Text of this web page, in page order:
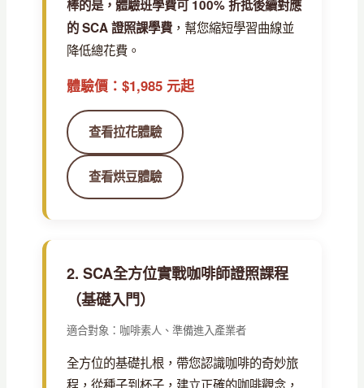
棒的是，體驗班學費可 100% 折抵後續對應
的 SCA 證照課學費，幫您縮短學習曲線並
降低總花費。
體驗價：$1,985 元起
查看拉花體驗
查看烘豆體驗
2. SCA全方位實戰咖啡師證照課程
（基礎入門）
適合對象：咖啡素人、準備進入產業者
全方位的基礎扎根，帶您認識咖啡的奇妙旅
程，從種子到杯子，建立正確的咖啡觀念，